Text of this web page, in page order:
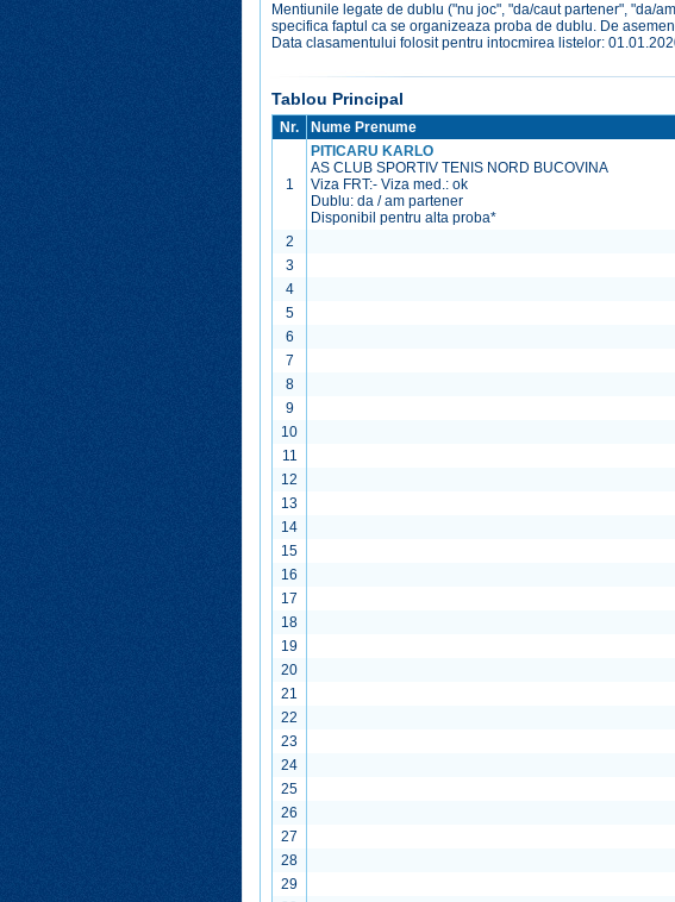
Mentiunile legate de dublu ("nu joc", "da/caut partener", "da/
specifica faptul ca se organizeaza proba de dublu. De
Data clasamentului folosit pentru intocmirea listelor:
Tablou Principal
Nr. Nume Prenume
1
PITICARU KARLO
AS CLUB SPORTIV TENIS NORD BUCOVINA
Viza FRT:- Viza med.: ok
Dublu: da / am partener
Disponibil pentru alta proba*
2
3
4
5
6
7
8
9
10
11
12
13
14
15
16
17
18
19
20
21
22
23
24
25
26
27
28
29